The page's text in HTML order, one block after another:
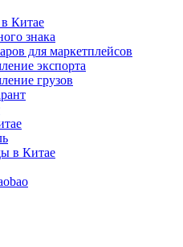
Китае
знака
для маркетплейсов
экспорта
грузов
в Китае